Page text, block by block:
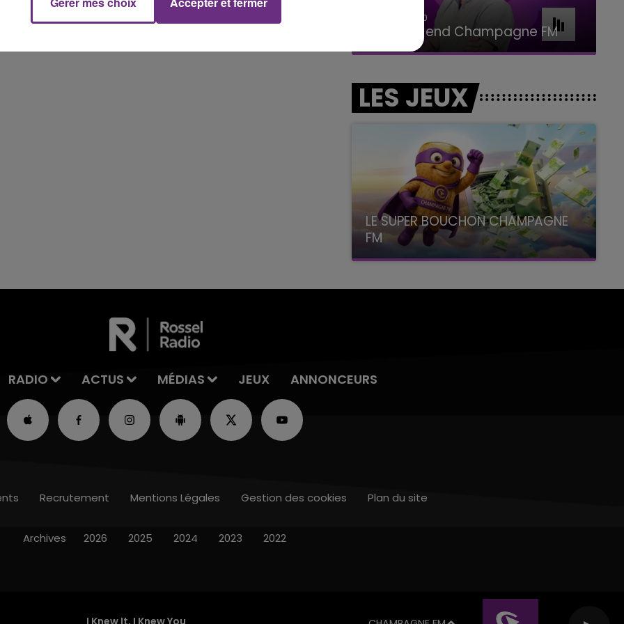
LES JEUX
LE SUPER BOUCHON CHAMPAGNE
FM
avec La Famille Champagne FM, à 8H10
RADIO ACTUS MÉDIAS JEUX ANNONCEURS
I Knew It, I Knew You
Recrutement Mentions Légales Gestion des cookies Plan du site
Archives 2026 2025 2024 2023 2022